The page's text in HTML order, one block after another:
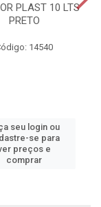
PLAST 10 LTS
PRETO
14540
seu login ou
se para
preços e
comprar